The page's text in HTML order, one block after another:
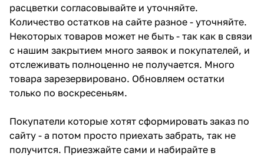
расцветки согласовывайте и уточняйте.
Количество остатков на сайте разное - уточняйте.
Некоторых товаров может не быть - так как в связи
с нашим закрытием много заявок и покупателей, и
отслеживать полноценно не получается. Много
товара зарезервировано. Обновляем остатки
только по воскресеньям.
Покупатели которые хотят сформировать заказ по
сайту - а потом просто приехать забрать, так не
получится. Приезжайте сами и набирайте в